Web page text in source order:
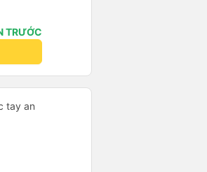
TRƯỚC
tay an